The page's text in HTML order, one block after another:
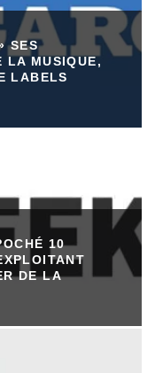
SES
LA MUSIQUE,
LABELS
10
DE LA